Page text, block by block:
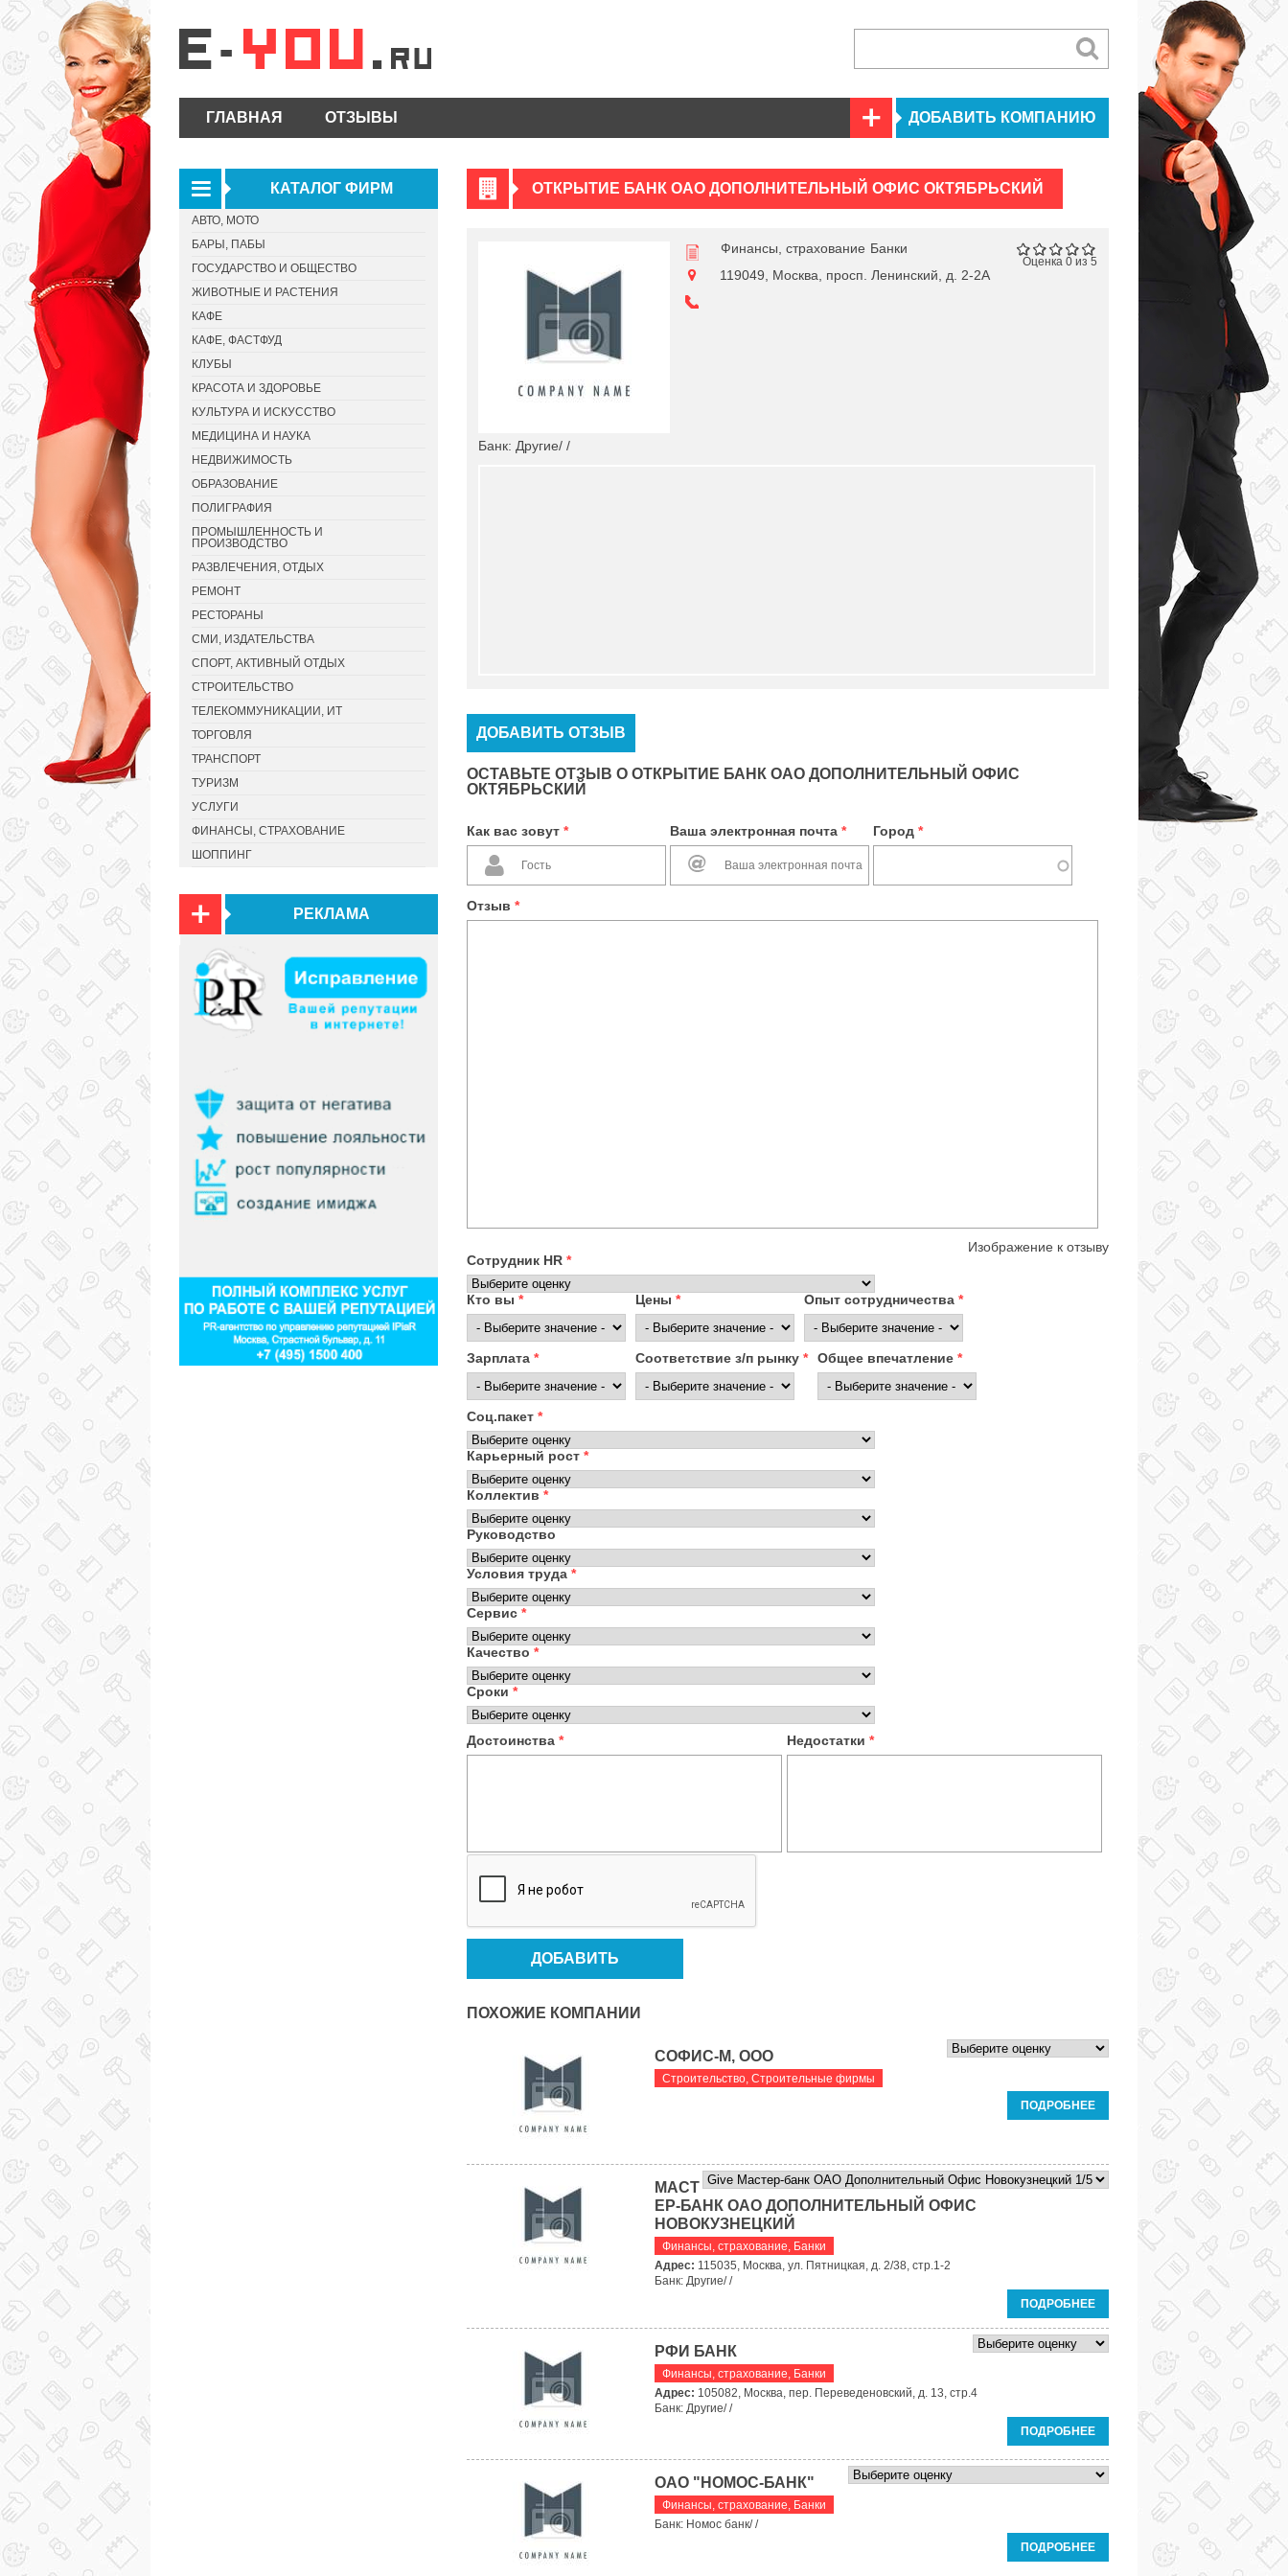
ГЛАВНАЯ ОТЗЫВЫ ДОБАВИТЬ КОМПАНИЮ
ОТКРЫТИЕ БАНК ОАО ДОПОЛНИТЕЛЬНЫЙ ОФИС ОКТЯБРЬСКИЙ
Оценка 0 из 5
Финансы, страхование Банки
119049, Москва, просп. Ленинский, д. 2-2А
Банк: Другие/ /
ДОБАВИТЬ ОТЗЫВ
ОСТАВЬТЕ ОТЗЫВ О ОТКРЫТИЕ БАНК ОАО ДОПОЛНИТЕЛЬНЫЙ ОФИС
ОКТЯБРЬСКИЙ
Как вас зовут * Ваша электронная почта * Город *
Отзыв *
Изображение к отзыву
Сотрудник HR *
Кто вы * Цены * Опыт сотрудничества *
Зарплата * Соответствие з/п рынку * Общее впечатление *
Соц.пакет *
Карьерный рост *
Коллектив *
Руководство
Условия труда *
Сервис *
Качество *
Сроки *
Достоинства * Недостатки *
ПОХОЖИЕ КОМПАНИИ
СОФИС-М, ООО
Строительство, Строительные фирмы
ПОДРОБНЕЕ
МАСТ
ЕР-БАНК ОАО ДОПОЛНИТЕЛЬНЫЙ ОФИС
НОВОКУЗНЕЦКИЙ
Финансы, страхование, Банки
Адрес: 115035, Москва, ул. Пятницкая, д. 2/38, стр.1-2
Банк: Другие/ /
ПОДРОБНЕЕ
РФИ БАНК
Финансы, страхование, Банки
Адрес: 105082, Москва, пер. Переведеновский, д. 13, стр.4
Банк: Другие/ /
ПОДРОБНЕЕ
ОАО "НОМОС-БАНК"
Финансы, страхование, Банки
Банк: Номос банк/ /
ПОДРОБНЕЕ
КАТАЛОГ ФИРМ
АВТО, МОТО
БАРЫ, ПАБЫ
ГОСУДАРСТВО И ОБЩЕСТВО
ЖИВОТНЫЕ И РАСТЕНИЯ
КАФЕ
КАФЕ, ФАСТФУД
КЛУБЫ
КРАСОТА И ЗДОРОВЬЕ
КУЛЬТУРА И ИСКУССТВО
МЕДИЦИНА И НАУКА
НЕДВИЖИМОСТЬ
ОБРАЗОВАНИЕ
ПОЛИГРАФИЯ
ПРОМЫШЛЕННОСТЬ И
ПРОИЗВОДСТВО
РАЗВЛЕЧЕНИЯ, ОТДЫХ
РЕМОНТ
РЕСТОРАНЫ
СМИ, ИЗДАТЕЛЬСТВА
СПОРТ, АКТИВНЫЙ ОТДЫХ
СТРОИТЕЛЬСТВО
ТЕЛЕКОММУНИКАЦИИ, ИТ
ТОРГОВЛЯ
ТРАНСПОРТ
ТУРИЗМ
УСЛУГИ
ФИНАНСЫ, СТРАХОВАНИЕ
ШОППИНГ
РЕКЛАМА